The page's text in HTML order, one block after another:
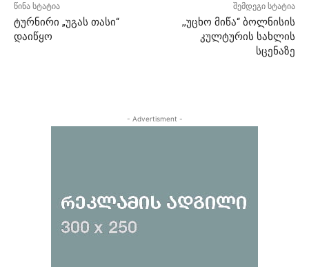
წინა სტატია
ტურნირი „უგას თასი“
დაიწყო
შემდეგი სტატია
,,უცხო მიწა“ ბოლნისის
კულტურის სახლის
სცენაზე
- Advertisment -